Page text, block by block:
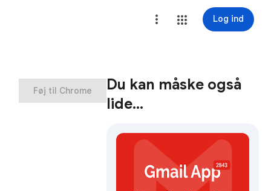
Log ind
Føj til Chrome
Du kan måske også
lide…